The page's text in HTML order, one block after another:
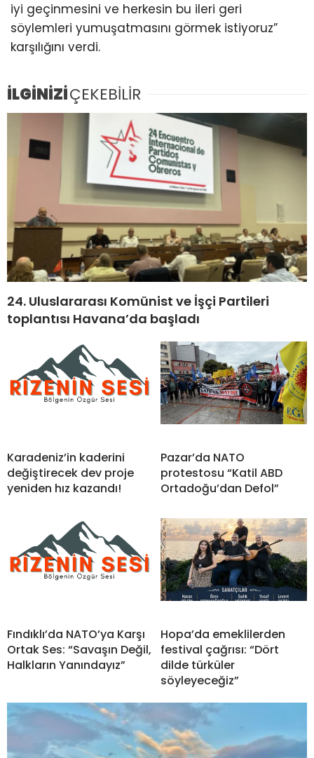
iyi geçinmesini ve herkesin bu ileri geri
söylemleri yumuşatmasını görmek istiyoruz”
karşılığını verdi.
İLGİNİZİÇEKEBİLİR
24. Uluslararası Komünist ve İşçi Partileri
toplantısı Havana’da başladı
Karadeniz’in kaderini
değiştirecek dev proje
yeniden hız kazandı!
Pazar’da NATO
protestosu “Katil ABD
Ortadoğu’dan Defol”
Fındıklı’da NATO’ya Karşı
Ortak Ses: “Savaşın Değil,
Halkların Yanındayız”
Hopa’da emeklilerden
festival çağrısı: “Dört
dilde türküler
söyleyeceğiz”